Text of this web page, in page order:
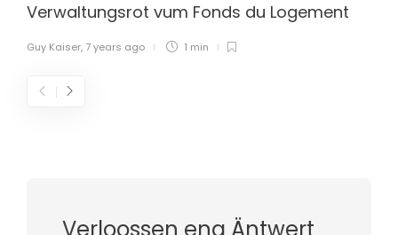
Verwaltungsrot vum Fonds du Logement
Guy Kaiser, 7 years ago 1 min